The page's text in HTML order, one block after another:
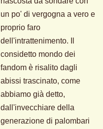
un po' di vergogna a vero e
proprio faro
dell'intrattenimento. Il
considetto mondo dei
fandom è risalito dagli
abissi trascinato, come
abbiamo già detto,
dall'invecchiare della
generazione di palombari